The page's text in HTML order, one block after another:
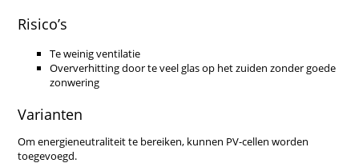
Risico’s
Te weinig ventilatie
Oververhitting door te veel glas op het zuiden zonder goede
zonwering
Varianten
Om energieneutraliteit te bereiken, kunnen PV-cellen worden
toegevoegd.